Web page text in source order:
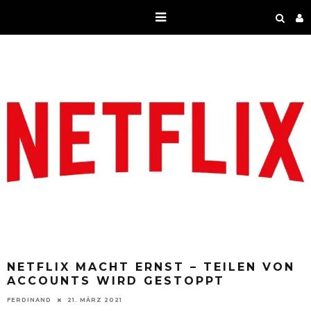
NETFLIX MACHT ERNST – TEILEN VON
ACCOUNTS WIRD GESTOPPT
FERDINAND 21. MÄRZ 2021